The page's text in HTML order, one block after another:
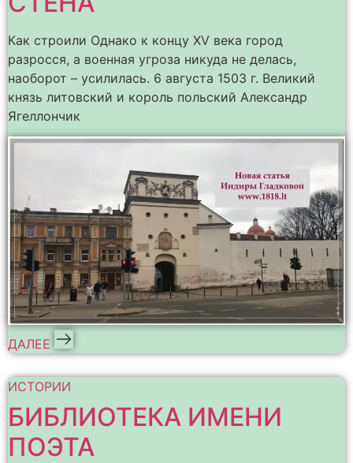
Как строили Однако к концу XV века город
разросся, а военная угроза никуда не делась,
наоборот – усилилась. 6 августа 1503 г. Великий
князь литовский и король польский Александр
Ягеллончик
ДАЛЕЕ
ИСТОРИИ
БИБЛИОТЕКА ИМЕНИ
ПОЭТА